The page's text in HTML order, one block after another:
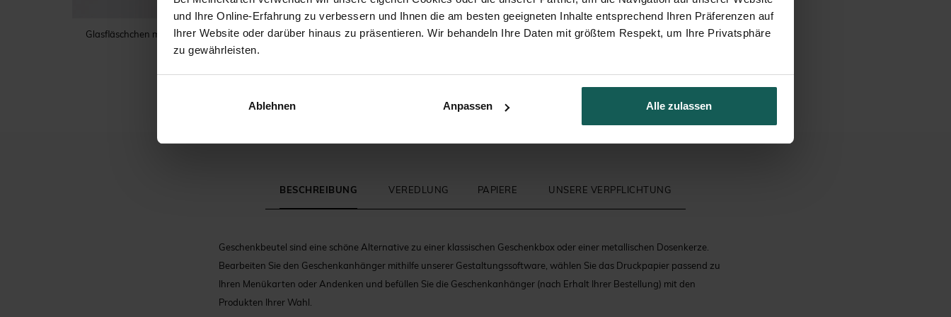
und Ihre Online-Erfahrung zu verbessern und Ihnen die am besten geeigneten Inhalte entsprechend Ihren Präferenzen auf
Ihrer Website oder darüber hinaus zu präsentieren. Wir behandeln Ihre Daten mit größtem Respekt, um Ihre Privatsphäre
zu gewährleisten.
Ablehnen Anpassen Alle zulassen
Glasfläschchen mit Korken Kommunion Kirchenheft Kommunion Zuckermandeln
BESCHREIBUNG VEREDLUNG PAPIERE UNSERE VERPFLICHTUNG
Geschenkbeutel sind eine schöne Alternative zu einer klassischen Geschenkbox oder einer metallischen Dosenkerze.
Bearbeiten Sie den Geschenkanhänger mithilfe unserer Gestaltungssoftware, wählen Sie das Druckpapier passend zu
Ihren Menükarten oder Andenken und befüllen Sie die Geschenkanhänger (nach Erhalt Ihrer Bestellung) mit den
Produkten Ihrer Wahl.